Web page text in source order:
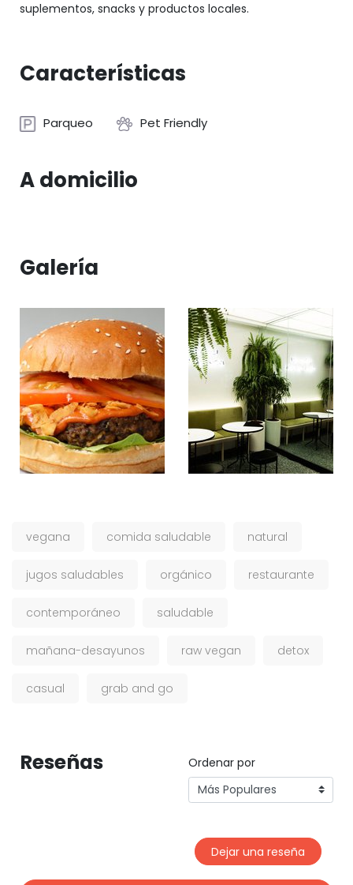
suplementos, snacks y productos locales.
Características
Parqueo Pet Friendly
A domicilio
Galería
vegana comida saludable natural
jugos saludables orgánico restaurante
contemporáneo saludable
mañana-desayunos raw vegan detox
casual grab and go
Reseñas Ordenar por
Dejar una reseña